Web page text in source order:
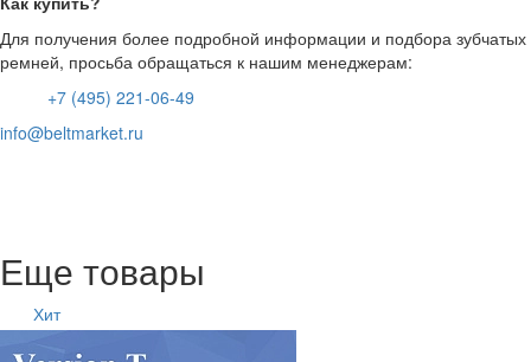
Для получения более подробной информации и подбора зубчатых
ремней, просьба обращаться к нашим менеджерам:
+7 (495) 221-06-49
info@beltmarket.ru
Еще товары
Хит